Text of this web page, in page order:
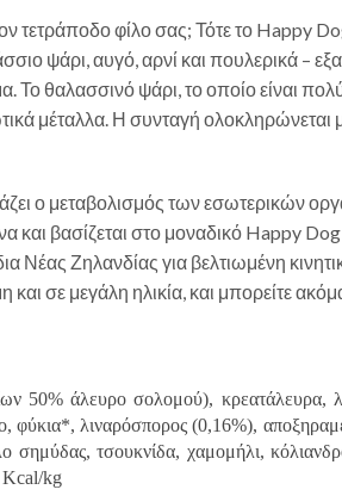
τετράποδο φίλο σας; Τότε το Happy
ψάρι, αυγό, αρνί και πουλερικά –
Το θαλασσινό ψάρι, το οποίο είναι
μέταλλα. Η συνταγή ολοκληρώνεται
ο μεταβολισμός των εσωτερικών
και βασίζεται στο μοναδικό Happy
Νέας Ζηλανδίας για βελτιωμένη
και σε μεγάλη ηλικία, και μπορείτε
50% άλευρο σολομού), κρεατάλευρα,
φύκια*, λιναρόσπορος (0,16%),
τσουκνίδα, χαμομήλι,
Kcal/kg